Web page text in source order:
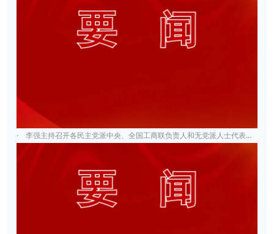
· 李强主持召开各民主党派中央、全国工商联负责人和无党派人士代表座谈会